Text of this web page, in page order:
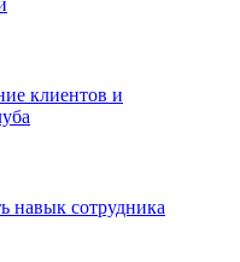
клиентов и
навык сотрудника